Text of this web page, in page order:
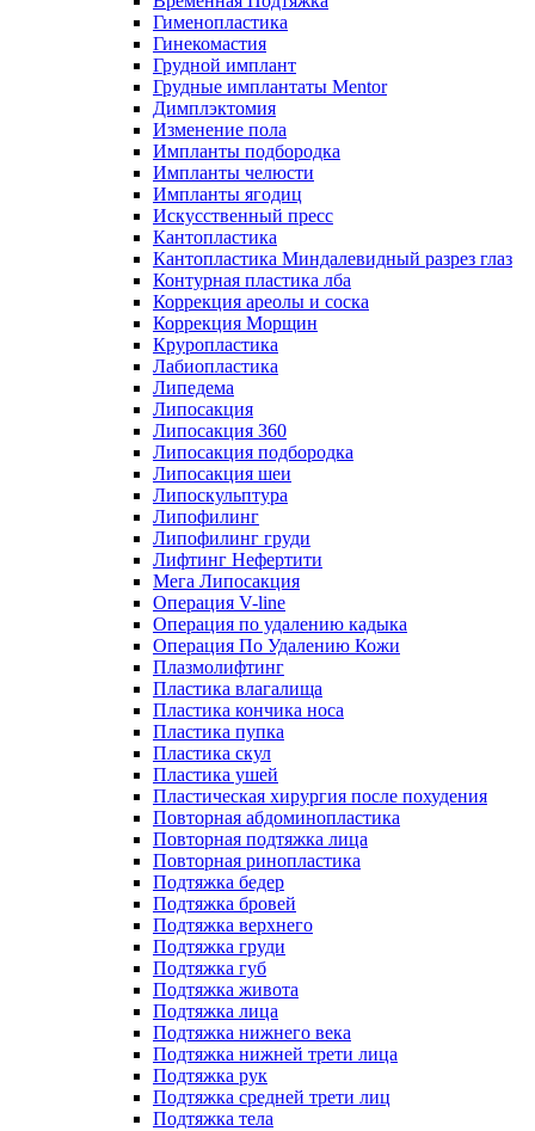
Гименопластика
Гинекомастия
Грудной имплант
Грудные имплантаты Mentor
Димплэктомия
Изменение пола
Импланты подбородка
Импланты челюсти
Импланты ягодиц
Искусственный пресс
Кантопластика
Кантопластика Миндалевидный разрез глаз
Контурная пластика лба
Коррекция ареолы и соска
Коррекция Морщин
Круропластика
Лабиопластика
Липедема
Липосакция
Липосакция 360
Липосакция подбородка
Липосакция шеи
Липоскульптура
Липофилинг
Липофилинг груди
Лифтинг Нефертити
Мега Липосакция
Операция V-line
Операция по удалению кадыка
Операция По Удалению Кожи
Плазмолифтинг
Пластика влагалища
Пластика кончика носа
Пластика пупка
Пластика скул
Пластика ушей
Пластическая хирургия после похудения
Повторная абдоминопластика
Повторная подтяжка лица
Повторная ринопластика
Подтяжка бедер
Подтяжка бровей
Подтяжка верхнего
Подтяжка груди
Подтяжка губ
Подтяжка живота
Подтяжка лица
Подтяжка нижнего века
Подтяжка нижней трети лица
Подтяжка рук
Подтяжка средней трети лиц
Подтяжка тела